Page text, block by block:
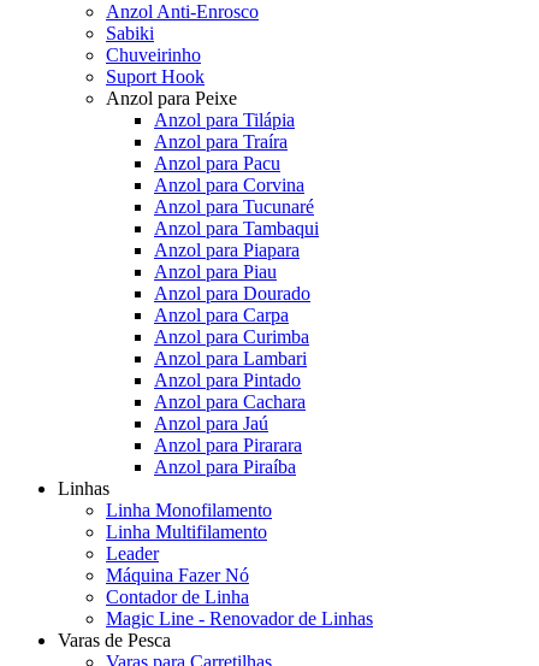
Anzol Anti-Enrosco
Sabiki
Chuveirinho
Suport Hook
Anzol para Peixe
Anzol para Tilápia
Anzol para Traíra
Anzol para Pacu
Anzol para Corvina
Anzol para Tucunaré
Anzol para Tambaqui
Anzol para Piapara
Anzol para Piau
Anzol para Dourado
Anzol para Carpa
Anzol para Curimba
Anzol para Lambari
Anzol para Pintado
Anzol para Cachara
Anzol para Jaú
Anzol para Pirarara
Anzol para Piraíba
Linhas
Linha Monofilamento
Linha Multifilamento
Leader
Máquina Fazer Nó
Contador de Linha
Magic Line - Renovador de Linhas
Varas de Pesca
Varas para Carretilhas